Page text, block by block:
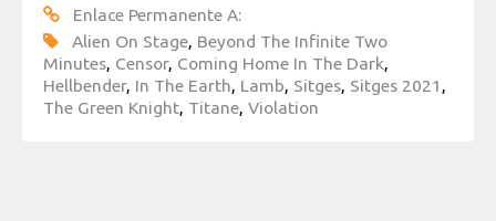
Enlace Permanente A:
Alien On Stage, Beyond The Infinite Two
Minutes, Censor, Coming Home In The Dark,
Hellbender, In The Earth, Lamb, Sitges, Sitges 2021 ,
The Green Knight, Titane, Violation